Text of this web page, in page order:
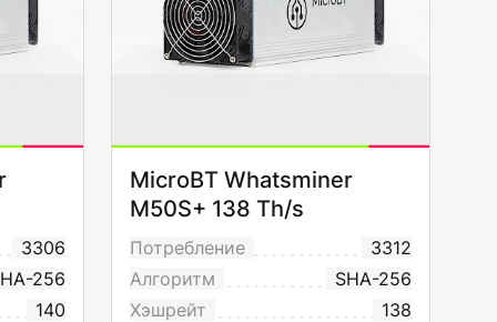
3306
256
140
MicroBT Whatsminer
M50S+ 138 Th/s
Потребление
3312
Алгоритм
SHA-256
Хэшрейт
138